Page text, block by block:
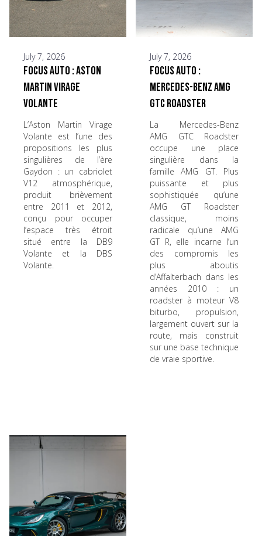
July 7, 2026
Focus Auto : Aston
Martin Virage
Volante
L’Aston Martin Virage
Volante est l’une des
propositions les plus
singulières de l’ère
Gaydon : un cabriolet
V12 atmosphérique,
produit brièvement
entre 2011 et 2012,
conçu pour occuper
l’espace très étroit
situé entre la DB9
Volante et la DBS
Volante.
July 7, 2026
Focus Auto :
Mercedes-Benz AMG
GTC Roadster
La Mercedes-Benz
AMG GTC Roadster
occupe une place
singulière dans la
famille AMG GT. Plus
puissante et plus
sophistiquée qu’une
AMG GT Roadster
classique, moins
radicale qu’une AMG
GT R, elle incarne l’un
des compromis les
plus aboutis
d’Affalterbach dans les
années 2010 : un
roadster à moteur V8
biturbo, propulsion,
largement ouvert sur la
route, mais construit
sur une base technique
de vraie sportive.